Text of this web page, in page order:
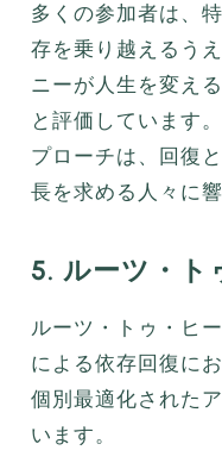
多くの参加者は、
存を乗り越えるう
ニーが人生を変え
と評価しています
プローチは、回復
長を求める人々に
5. ルーツ・ト
ルーツ・トゥ・ヒ
による依存回復に
個別最適化された
います。